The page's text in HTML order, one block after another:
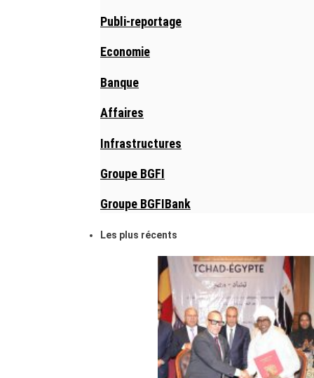
Publi-reportage
Economie
Banque
Affaires
Infrastructures
Groupe BGFI
Groupe BGFIBank
Les plus récents